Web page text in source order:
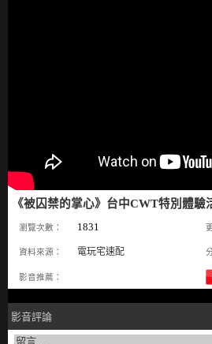
《被囚禁的掌心》台中CWT特別體
瀏覽次數： 1831
資料來源： 電玩宅速配
影音推薦：
影音評論